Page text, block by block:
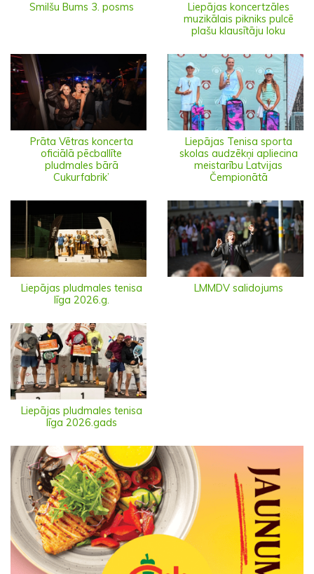
Smilšu Bums 3. posms
Liepājas koncertzāles
muzikālais pikniks pulcē
plašu klausītāju loku
Prāta Vētras koncerta
oficiālā pēcballīte
pludmales bārā
Cukurfabrik’
Liepājas Tenisa sporta
skolas audzēkņi apliecina
meistarību Latvijas
Čempionātā
Liepājas pludmales tenisa
līga 2026.g.
LMMDV salidojums
Liepājas pludmales tenisa
līga 2026.gads